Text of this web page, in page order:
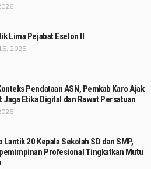
Lima Pejabat Eselon II
2025
Pendataan ASN, Pemkab Karo Ajak
Jaga Etika Digital dan Rawat Persatuan
Lantik 20 Kepala Sekolah SD dan SMP,
Profesional Tingkatkan Mutu